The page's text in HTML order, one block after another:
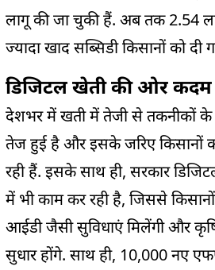
लागू की जा चुकी हैं. अब तक 2.54
ज्यादा खाद सब्सिडी किसानों को दी
डिजिटल खेती की ओर कदम
देशभर में खती में तेजी से तकनीकों के
तेज हुई है और इसके जरिए किसानों
रही हैं. इसके साथ ही, सरकार
में भी काम कर रही है, जिससे
आईडी जैसी सुविधाएं मिलेंगी और
सुधार होंगे. साथ ही, 10,000 नए